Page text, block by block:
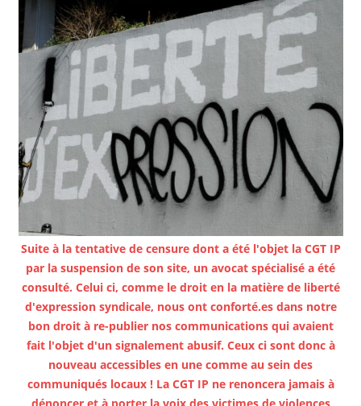
Suite à la tentative de censure dont a été l'objet la CGT IP
par la suspension de son site, un avocat spécialisé a été
consulté. Celui ci, comme le droit en la matière de liberté
d'expression syndicale, nous ont conforté.es dans notre
bon droit à re-publier nos communications qui avaient
fait l'objet d'un signalement abusif. Ceux ci sont donc à
nouveau accessibles en une comme au sein des
communiqués locaux ! La CGT IP ne renoncera jamais à